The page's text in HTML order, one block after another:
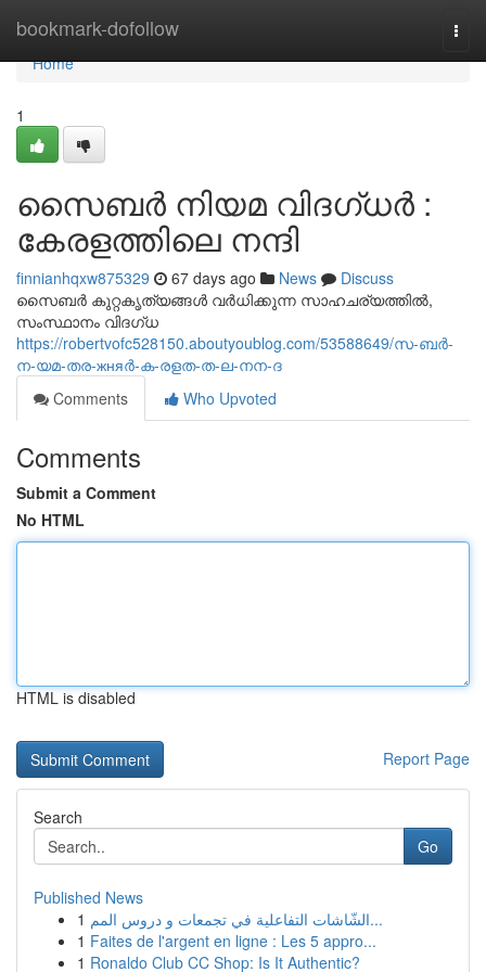
bookmark-dofollow
Home
Home
1
സൈബർ നിയമ വിദഗ്ധർ :
കേരളത്തിലെ നന്ദി
finnianhqxw875329 67 days ago News
Discuss
സൈബർ കുറ്റകൃത്യങ്ങൾ വർധിക്കുന്ന സാഹചര്യത്തിൽ,
സംസ്ഥാനം വിദഗ്ധ
https://robertvofc528150.aboutyoublog.com/53588649/സ-ബർ-
ന-യമ-തര-жняർ-ക-രളത-ത-ല-നന-ദ
Comments
Who Upvoted
Comments
Submit a Comment
No HTML
HTML is disabled
Report Page
Search
Go
Published News
1
الشّاشات التفاعلية في تجمعات و دروس المم...
1 Faites de l'argent en ligne : Les 5 appro...
1 Ronaldo Club CC Shop: Is It Authentic?